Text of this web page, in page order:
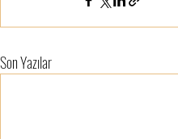
Son Yazılar